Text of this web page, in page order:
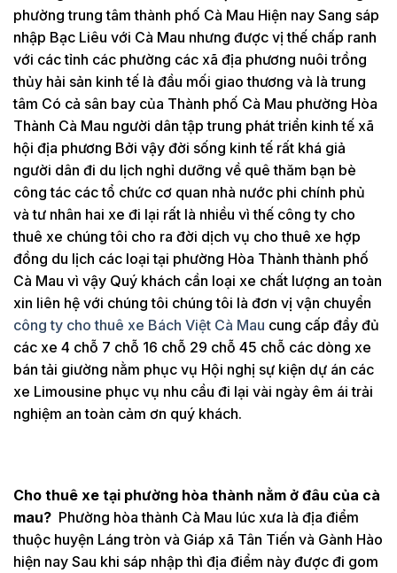
phường trung tâm thành phố Cà Mau Hiện nay Sang sáp
nhập Bạc Liêu với Cà Mau nhưng được vị thế chấp ranh
với các tỉnh các phường các xã địa phương nuôi trồng
thủy hải sản kinh tế là đầu mối giao thương và là trung
tâm Có cả sân bay của Thành phố Cà Mau phường Hòa
Thành Cà Mau người dân tập trung phát triển kinh tế xã
hội địa phương Bởi vậy đời sống kinh tế rất khá giả
người dân đi du lịch nghỉ dưỡng về quê thăm bạn bè
công tác các tổ chức cơ quan nhà nước phi chính phủ
và tư nhân hai xe đi lại rất là nhiều vì thế công ty cho
thuê xe chúng tôi cho ra đời dịch vụ cho thuê xe hợp
đồng du lịch các loại tại phường Hòa Thành thành phố
Cà Mau vì vậy Quý khách cần loại xe chất lượng an toàn
xin liên hệ với chúng tôi chúng tôi là đơn vị vận chuyển
công ty cho thuê xe Bách Việt Cà Mau cung cấp đầy đủ
các xe 4 chỗ 7 chỗ 16 chỗ 29 chỗ 45 chỗ các dòng xe
bán tải giường nằm phục vụ Hội nghị sự kiện dự án các
xe Limousine phục vụ nhu cầu đi lại vài ngày êm ái trải
nghiệm an toàn cảm ơn quý khách.
Cho thuê xe tại phường hòa thành nằm ở đâu của cà
mau? Phường hòa thành Cà Mau lúc xưa là địa điểm
thuộc huyện Láng tròn và Giáp xã Tân Tiến và Gành Hào
hiện nay Sau khi sáp nhập thì địa điểm này được đi gom